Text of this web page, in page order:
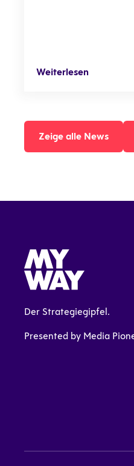
Weiterlesen
Zeige alle News
Der Strategiegipfel.
Presented by Media